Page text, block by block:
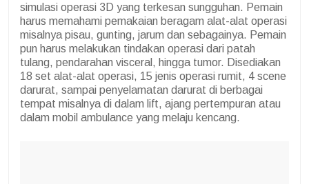
simulasi operasi 3D yang terkesan sungguhan. Pemain
harus memahami pemakaian beragam alat-alat operasi
misalnya pisau, gunting, jarum dan sebagainya. Pemain
pun harus melakukan tindakan operasi dari patah
tulang, pendarahan visceral, hingga tumor. Disediakan
18 set alat-alat operasi, 15 jenis operasi rumit, 4 scene
darurat, sampai penyelamatan darurat di berbagai
tempat misalnya di dalam lift, ajang pertempuran atau
dalam mobil ambulance yang melaju kencang.